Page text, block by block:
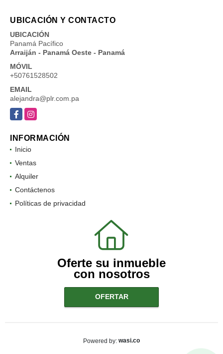
UBICACIÓN Y CONTACTO
UBICACIÓN
Panamá Pacífico
Arraiján - Panamá Oeste - Panamá
MÓVIL
+50761528502
EMAIL
alejandra@plr.com.pa
FacebookInstagram
INFORMACIÓN
Inicio
Ventas
Alquiler
Contáctenos
Políticas de privacidad
Oferte su inmueble
con nosotros
OFERTAR
Powered by: wasi.co